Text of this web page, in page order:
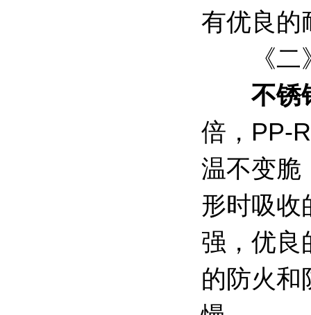
有优良的
《二
不锈
倍，PP-
温不变脆
形时吸收
强，优良
的防火和